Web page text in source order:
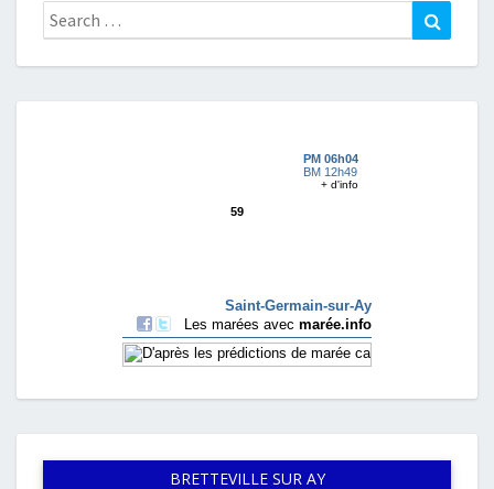
Search
for:
BRETTEVILLE SUR AY